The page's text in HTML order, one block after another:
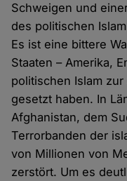
Schweigen und
des politischen
Es ist eine bittere
Staaten – Amerika,
politischen Islam
gesetzt haben. In
Afghanistan, dem
Terrorbanden der
von Millionen von
zerstört. Um es